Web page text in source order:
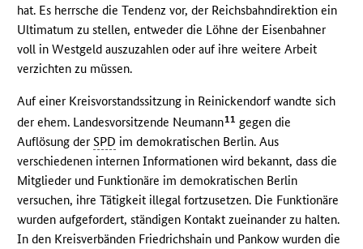
hat. Es herrsche die Tendenz vor, der Reichsbahndirektion ein
Ultimatum zu stellen, entweder die Löhne der Eisenbahner
voll in Westgeld auszuzahlen oder auf ihre weitere Arbeit
verzichten zu müssen.
Auf einer Kreisvorstandssitzung in Reinickendorf wandte sich
der ehem. Landesvorsitzende Neumann11 gegen die
Auflösung derSPD im demokratischen Berlin. Aus
verschiedenen internen Informationen wird bekannt, dass die
Mitglieder und Funktionäre im demokratischen Berlin
versuchen, ihre Tätigkeit illegal fortzusetzen. Die Funktionäre
wurden aufgefordert, ständigen Kontakt zueinander zu halten.
In den Kreisverbänden Friedrichshain und Pankow wurden die